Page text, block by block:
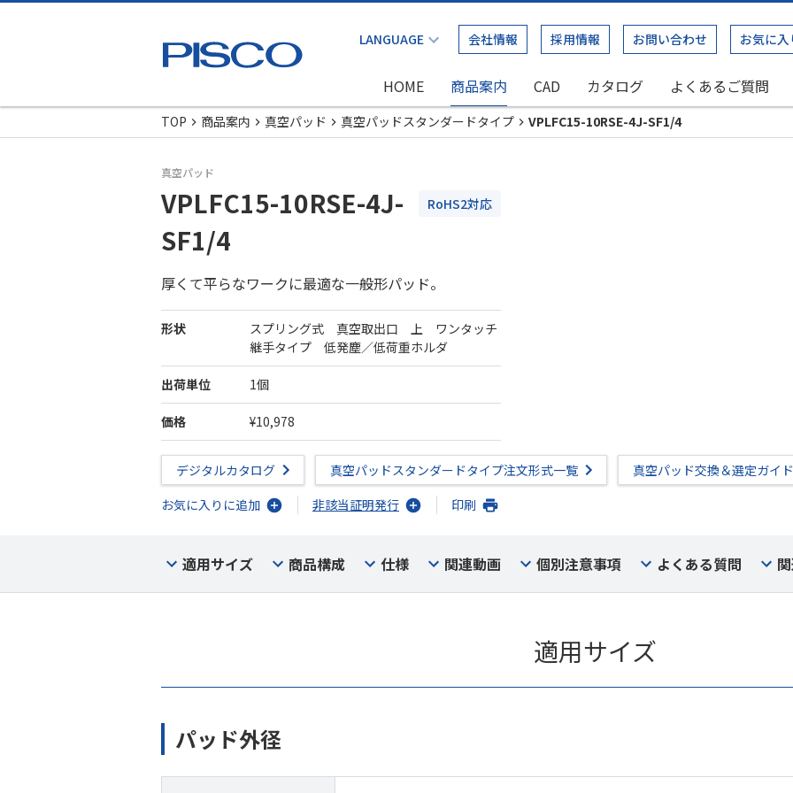
会社情報 採用情報 お問い合わせ お気に入
HOME 商品案内 CAD カタログ よくあるご質問
TOP
商品案内 真空パッド 真空パッドスタンダードタイプ VPLFC15-10RSE-4J-SF1/4
真空パッド
VPLFC15-10RSE-4J-
SF1/4
RoHS2対応
厚くて平らなワークに最適な一般形パッド。
形状
スプリング式 真空取出口 上 ワンタッチ
継手タイプ 低発塵／低荷重ホルダ
出荷単位 1個
価格 ¥10,978
デジタルカタログ 真空パッドスタンダードタイプ注文形式一覧
真空パッド交換＆選定ガイド
お気に入りに追加
非該当証明発行 印刷
適用サイズ 商品構成 仕様 関連動画 個別注意事項 よくある質問
適用サイズ
パッド外径